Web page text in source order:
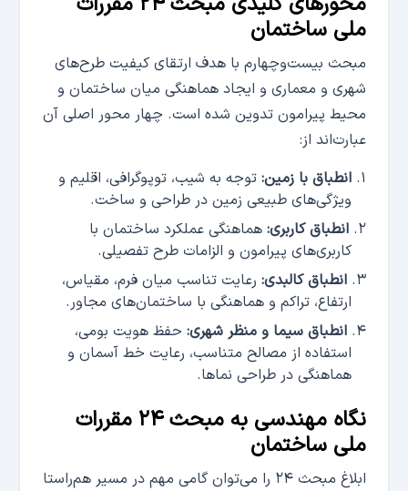
ملی ساختمان
مبحث بیست‌وچهارم با هدف ارتقای کیفیت طرح‌های
شهری و معماری و ایجاد هماهنگی میان ساختمان و
محیط پیرامون تدوین شده است. چهار محور اصلی آن
عبارت‌اند از:
انطباق با زمین: توجه به شیب، توپوگرافی، اقلیم و
ویژگی‌های طبیعی زمین در طراحی و ساخت.
انطباق کاربری: هماهنگی عملکرد ساختمان با
کاربری‌های پیرامون و الزامات طرح تفصیلی.
انطباق کالبدی: رعایت تناسب میان فرم، مقیاس،
ارتفاع، تراکم و هماهنگی با ساختمان‌های مجاور.
انطباق سیما و منظر شهری: حفظ هویت بومی،
استفاده از مصالح متناسب، رعایت خط آسمان و
هماهنگی در طراحی نماها.
نگاه مهندسی به مبحث ۲۴ مقررات
ملی ساختمان
ابلاغ مبحث ۲۴ را می‌توان گامی مهم در مسیر هم‌راستا